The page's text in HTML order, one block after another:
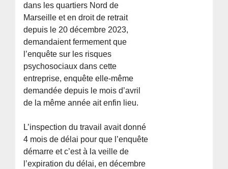
dans les quartiers Nord de
Marseille et en droit de retrait
depuis le 20 décembre 2023,
demandaient fermement que
l’enquête sur les risques
psychosociaux dans cette
entreprise, enquête elle-même
demandée depuis le mois d’avril
de la même année ait enfin lieu.
L’inspection du travail avait donné
4 mois de délai pour que l’enquête
démarre et c’est à la veille de
l’expiration du délai, en décembre